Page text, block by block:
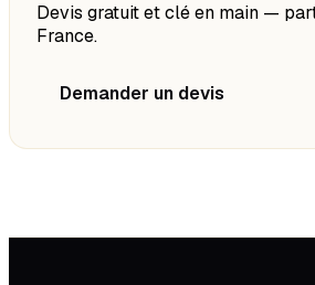
Devis gratuit et clé en main —
France.
Demander un devis